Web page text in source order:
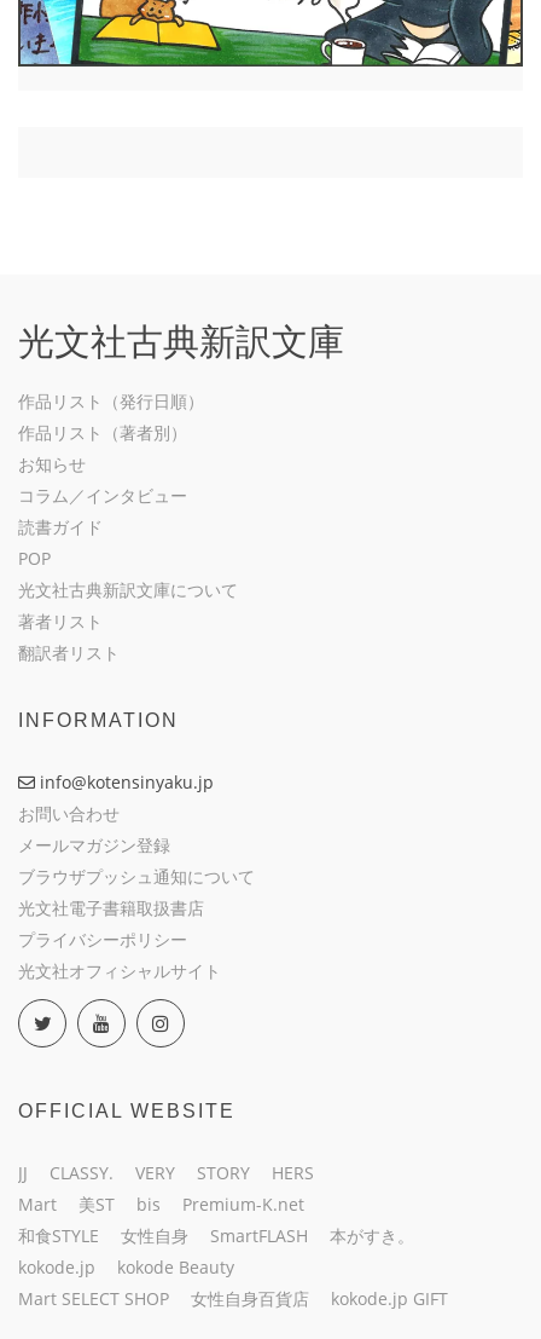
光文社古典新訳文庫
作品リスト（発行日順）
作品リスト（著者別）
お知らせ
コラム／インタビュー
読書ガイド
POP
光文社古典新訳文庫について
著者リスト
翻訳者リスト
INFORMATION
info@kotensinyaku.jp
お問い合わせ
メールマガジン登録
ブラウザプッシュ通知について
光文社電子書籍取扱書店
プライバシーポリシー
光文社オフィシャルサイト
OFFICIAL WEBSITE
JJ CLASSY. VERY STORY
HERS
Mart
美ST bis
Premium-K.net
和食STYLE
女性自身 SmartFLASH
本がすき。
kokode.jp
kokode Beauty
Mart SELECT SHOP
女性自身百貨店 kokode.jp GIFT